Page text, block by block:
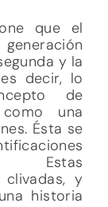
que el
y la
decir, lo
de
como una
Ésta se
Estas
clivadas, y
historia